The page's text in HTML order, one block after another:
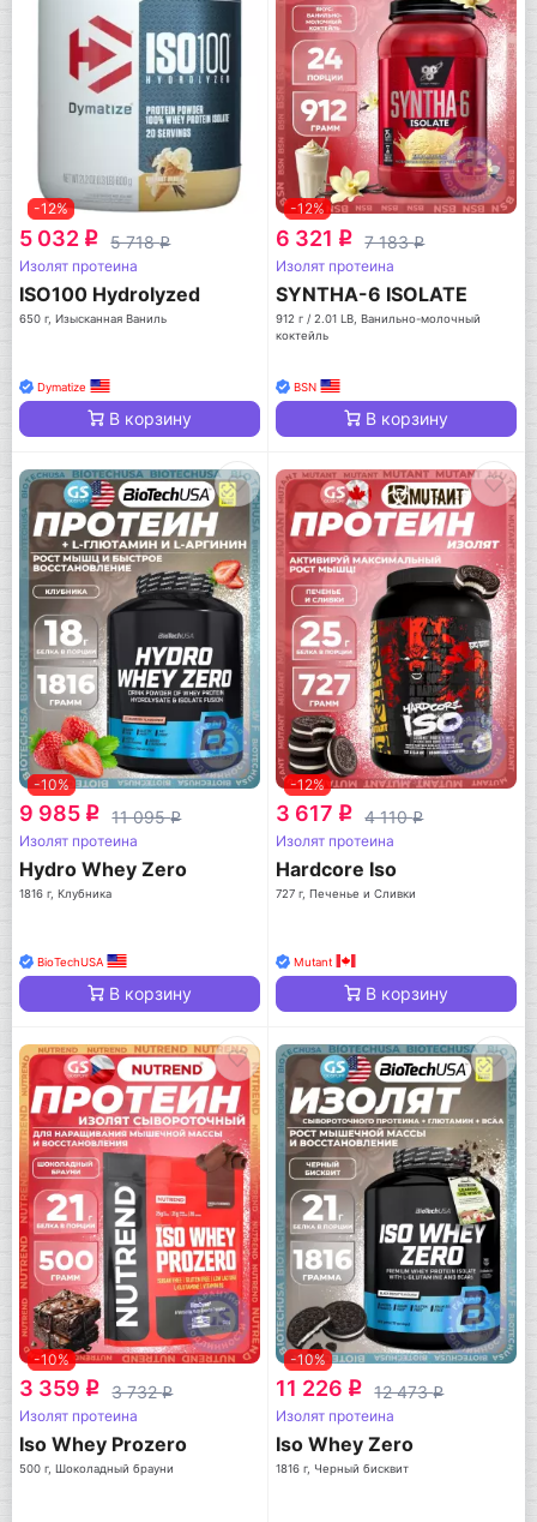
-12%
5 032 q 5 718q
Изолят протеина
ISO100 Hydrolyzed
650 г, Изысканная Ваниль
Dymatize
В корзину
-12%
6 321 q 7 183q
Изолят протеина
SYNTHA-6 ISOLATE
912 г / 2.01 LB, Ванильно-молочный
коктейль
BSN
В корзину
-10%
9 985 q 11 095q
Изолят протеина
Hydro Whey Zero
1816 г, Клубника
BioTechUSA
В корзину
-12%
3 617 q 4 110q
Изолят протеина
Hardcore Iso
727 г, Печенье и Сливки
Mutant
В корзину
-10%
3 359 q 3 732q
Изолят протеина
Iso Whey Prozero
500 г, Шоколадный брауни
-10%
11 226 q 12 473q
Изолят протеина
Iso Whey Zero
1816 г, Черный бисквит